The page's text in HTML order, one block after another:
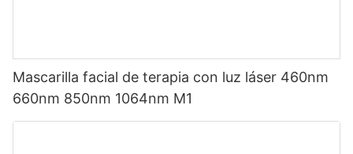
Mascarilla facial de terapia con luz láser 460nm
660nm 850nm 1064nm M1